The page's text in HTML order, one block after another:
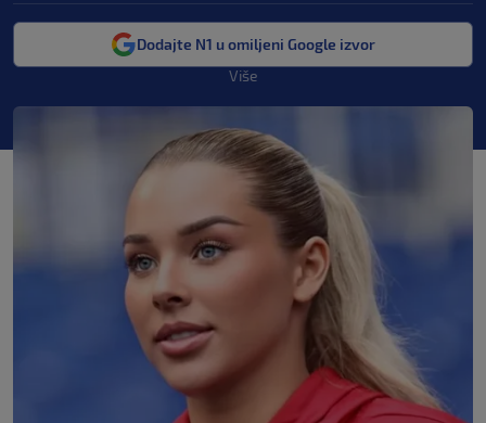
Dodajte N1 u omiljeni Google izvor
Više